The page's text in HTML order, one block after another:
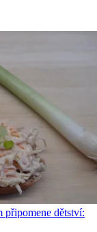
připomene dětství: